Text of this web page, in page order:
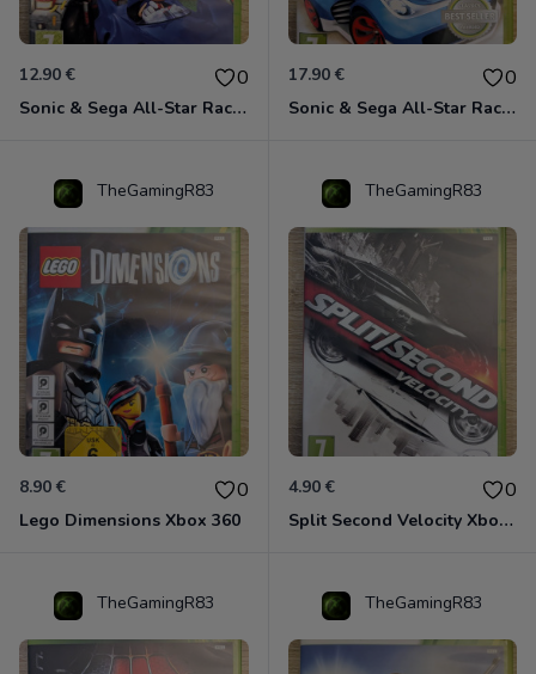
12.90 € 0
Sonic & Sega All-Star Racing avec Banjo-Kazooie Xbox 360
17.90 € 0
Sonic & Sega All-Star Racing - Transformed Xbox 360
TheGamingR83
8.90 € 0
Lego Dimensions Xbox 360
TheGamingR83
4.90 € 0
Split Second Velocity Xbox 360
TheGamingR83 TheGamingR83